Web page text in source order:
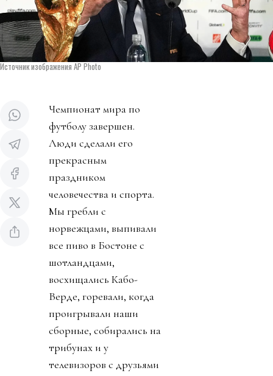
Источник изображения AP Photo
Чемпионат мира по
футболу завершен.
Люди сделали его
прекрасным
праздником
человечества и спорта.
Мы гребли с
норвежцами, выпивали
все пиво в Бостоне с
шотландцами,
восхищались Кабо-
Верде, горевали, когда
проигрывали наши
сборные, собирались на
трибунах и у
телевизоров с друзьями